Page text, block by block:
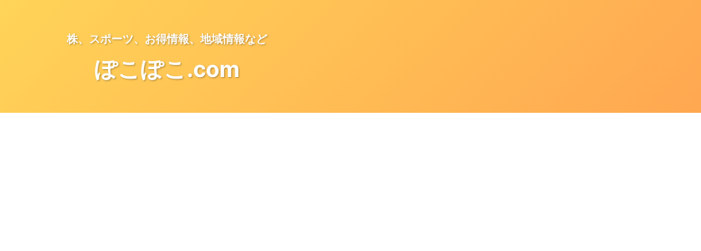
株、スポーツ、お得情報、地域情報など
ぽこぽこ.com